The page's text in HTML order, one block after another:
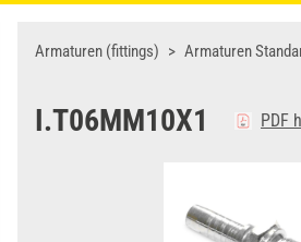
Armaturen (fittings) Armaturen
I.T06MM10X1 PDF